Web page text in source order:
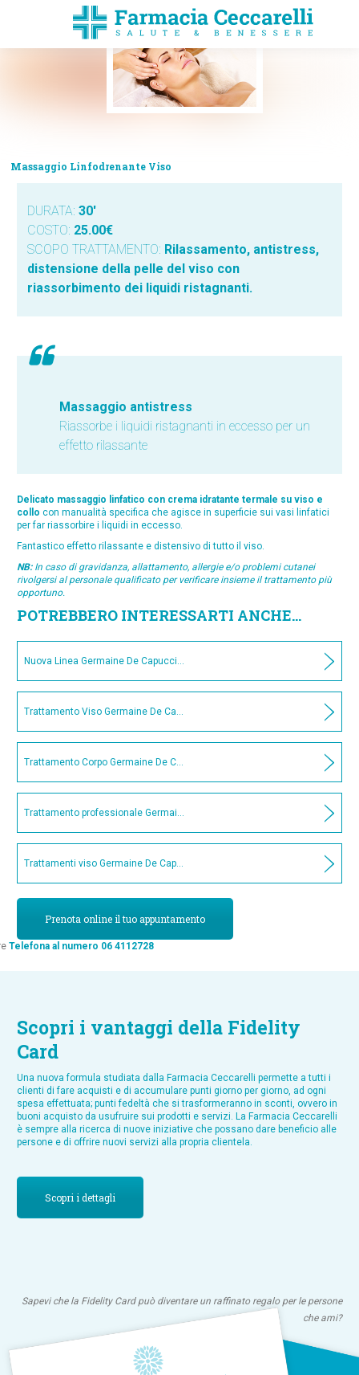
Massaggio Linfodrenante Viso
DURATA: 30′
COSTO: 25.00€
SCOPO TRATTAMENTO: Rilassamento, antistress,
distensione della pelle del viso con
riassorbimento dei liquidi ristagnanti.
Massaggio antistress
Riassorbe i liquidi ristagnanti in eccesso per un
effetto rilassante
Delicato massaggio linfatico con crema idratante termale su viso e
collo con manualità specifica che agisce in superficie sui vasi linfatici
per far riassorbire i liquidi in eccesso.
Fantastico effetto rilassante e distensivo di tutto il viso.
NB: In caso di gravidanza, allattamento, allergie e/o problemi cutanei
rivolgersi al personale qualificato per verificare insieme il trattamento più
opportuno.
POTREBBERO INTERESSARTI ANCHE...
Nuova Linea Germaine De Capuccini
Trattamento Viso Germaine De Capuccini A-OX SYSTEM
Trattamento Corpo Germaine De Capuccini Sensual & Care
Trattamento professionale Germaine De Capuccini contorno occhi Rides
Trattamenti viso Germaine De Capuccini
Prenota online il tuo appuntamento
Telefona al numero 06 4112728
Scopri i vantaggi della Fidelity
Card
Una nuova formula studiata dalla Farmacia Ceccarelli permette a tutti i
clienti di fare acquisti e di accumulare punti giorno per giorno, ad ogni
spesa effettuata; punti fedeltà che si trasformeranno in sconti, ovvero in
buoni acquisto da usufruire sui prodotti e servizi. La Farmacia Ceccarelli
è sempre alla ricerca di nuove iniziative che possano dare beneficio alle
persone e di offrire nuovi servizi alla propria clientela.
Scopri i dettagli
Sapevi che la Fidelity Card può diventare un raffinato regalo per le persone
che ami?